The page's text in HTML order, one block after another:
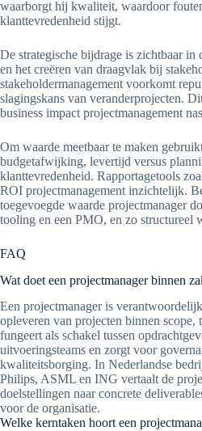
waarborgt hij kwaliteit, waardoor
klanttevredenheid stijgt.
De strategische bijdrage is zichtbaar
en het creëren van draagvlak bij
stakeholdermanagement voorkomt
slagingskans van veranderprojecten.
business impact projectmanagement
Om waarde meetbaar te maken
budgetafwijking, levertijd versus
klanttevredenheid. Rapportagetools
ROI projectmanagement inzichtelijk.
toegevoegde waarde projectmanager
tooling en een PMO, en zo structureel
FAQ
Wat doet een projectmanager binnen
Een projectmanager is
opleveren van projecten binnen
fungeert als schakel tussen
uitvoeringsteams en zorgt voor
kwaliteitsborging. In Nederlandse
Philips, ASML en ING vertaalt de
doelstellingen naar concrete
voor de organisatie.
Welke kerntaken hoort een